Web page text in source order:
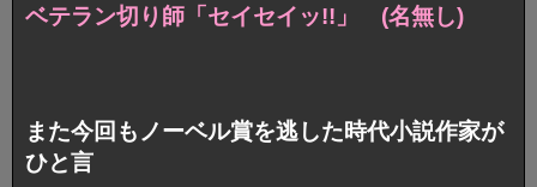
ベテラン切り師「セイセイッ!!」 (名無し)
また今回もノーベル賞を逃した時代小説作家が
ひと言